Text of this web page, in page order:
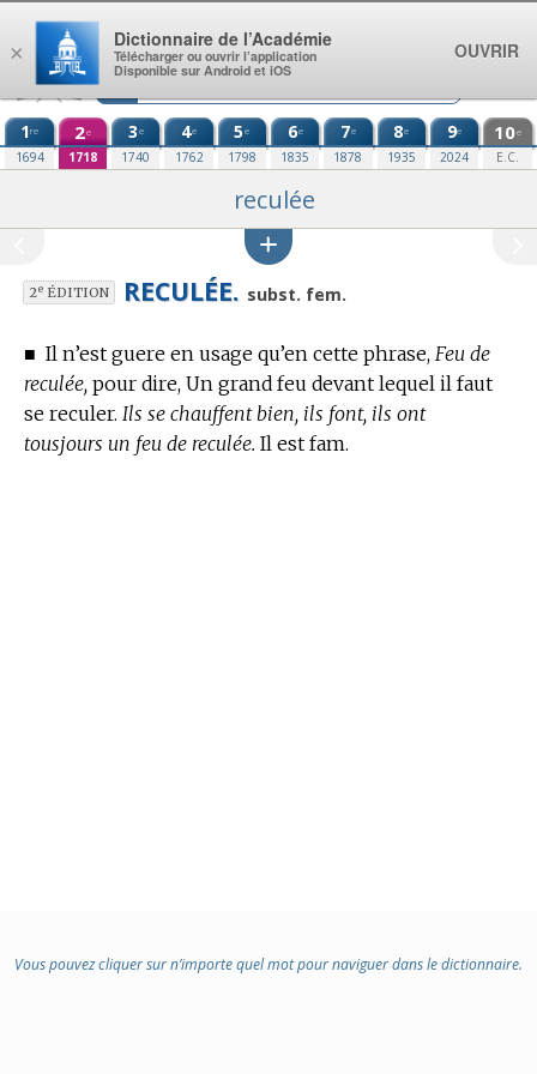
Aller au contenu
1re
1694
2e
1718
3e
1740
4e
1762
5e
1798
6e
1835
7e
1878
8e
1935
9e
2024
10e
E.C.
reculée
2eÉDITION RECULÉE. subst. fem.
■ Il n’est guere en usage qu’en cette phrase, Feu de
reculée, pour dire, Un grand feu devant lequel il faut
se reculer. Ils se chauffent bien, ils font, ils ont
tousjours un feu de reculée. Il est fam.
Vous pouvez cliquer sur n’importe quel mot pour naviguer dans le dictionnaire.
×
Dictionnaire de l’Académie
Télécharger ou ouvrir l’application
Disponible sur Android et iOS
OUVRIR